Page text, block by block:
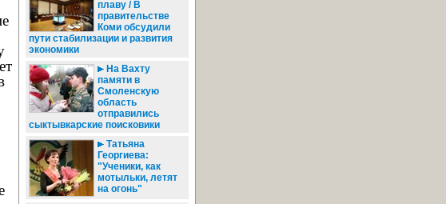
плаву / В
правительстве
Коми обсудили
пути стабилизации и развития
экономики
На Вахту
памяти в
Смоленскую
область
отправились
сыктывкарские поисковики
Татьяна
Георгиева:
"Ученики, как
мотыльки, летят
на огонь"